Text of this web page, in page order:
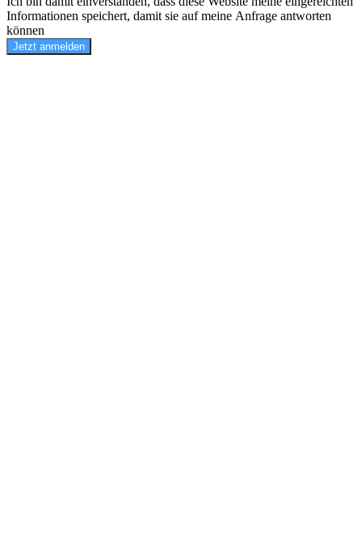
Informationen speichert, damit sie auf meine Anfrage antworten
können
Jetzt anmelden